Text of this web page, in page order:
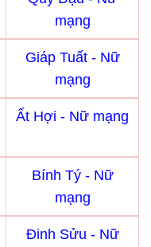
mạng
Giáp Tuất - Nữ
mạng
Ất Hợi - Nữ mạng
Bính Tý - Nữ
mạng
Đinh Sửu - Nữ